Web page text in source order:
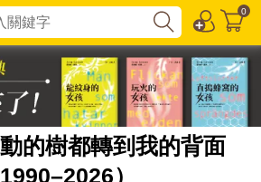
0
動的樹都轉到我的背面
）